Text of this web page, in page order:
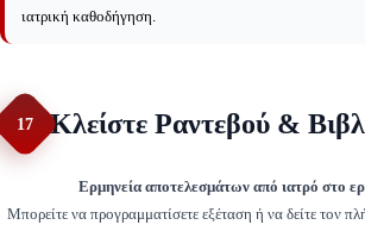
ιατρική καθοδήγηση.
17 Κλείστε Ραντεβού &
Ερμηνεία αποτελεσμάτων από ιατρό στο
Μπορείτε να προγραμματίσετε εξέταση ή να δείτε τον